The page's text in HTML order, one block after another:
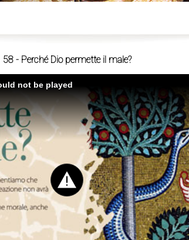
58 - Perché Dio permette il male?
not be played